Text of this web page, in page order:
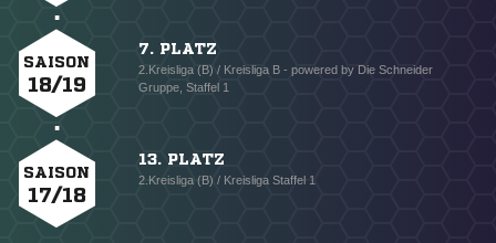
SAISON
18/19
7. PLATZ
2.Kreisliga (B) / Kreisliga B - powered by Die Schneider
Gruppe, Staffel 1
SAISON
17/18
13. PLATZ
2.Kreisliga (B) / Kreisliga Staffel 1